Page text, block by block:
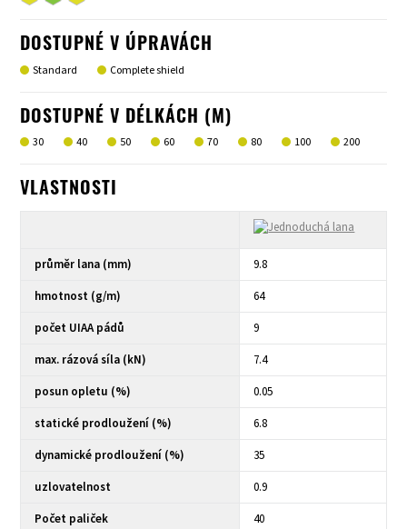
DOSTUPNÉ V ÚPRAVÁCH
Standard Complete shield
DOSTUPNÉ V DÉLKÁCH (M)
30 40 50 60 70 80 100 200
VLASTNOSTI
průměr lana (mm)
9.8
hmotnost (g/m)
64
počet UIAA pádů
9
max. rázová síla (kN)
7.4
posun opletu (%)
0.05
statické prodloužení (%)
6.8
dynamické prodloužení (%)
35
uzlovatelnost
0.9
Počet paliček
40